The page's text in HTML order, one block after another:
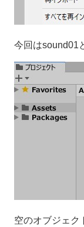
今回はsound01
空のオブジェク